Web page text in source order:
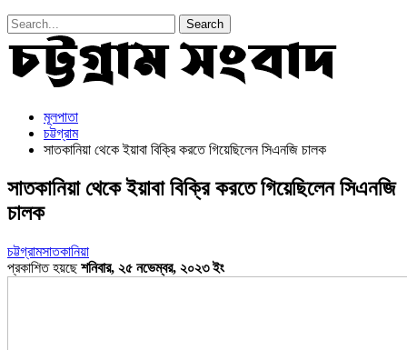
মূলপাতা
চট্টগ্রাম
সাতকানিয়া থেকে ইয়াবা বিক্রি করতে গিয়েছিলেন সিএনজি চালক
সাতকানিয়া থেকে ইয়াবা বিক্রি করতে গিয়েছিলেন সিএনজি
চালক
চট্টগ্রামসাতকানিয়া
প্রকাশিত হয়ছেশনিবার, ২৫ নভেম্বর, ২০২৩ ইং